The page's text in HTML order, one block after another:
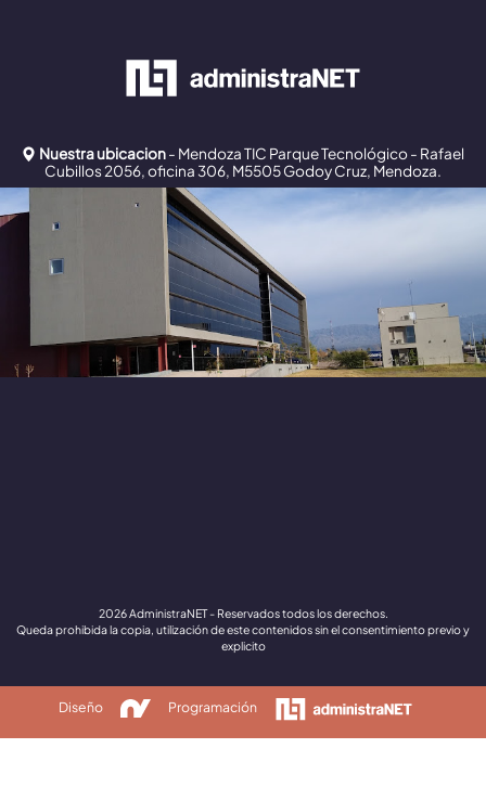
Nuestra ubicacion- Mendoza TIC Parque Tecnológico - Rafael
Cubillos 2056, oficina 306, M5505 Godoy Cruz, Mendoza.
2026 AdministraNET - Reservados todos los derechos.
Queda prohibida la copia, utilización de este contenidos sin el consentimiento previo y
explicito
Diseño Programación